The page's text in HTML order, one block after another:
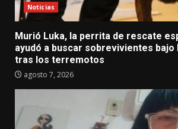
Noticias
Murió Luka, la perrita de rescate
ayudó a buscar sobrevivientes
tras los terremotos
agosto 7, 2026